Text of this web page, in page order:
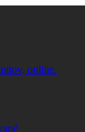
online.